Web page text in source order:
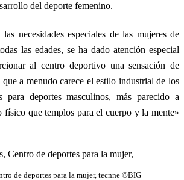
del deporte femenino.
necesidades especiales de las mujeres de
las edades, se ha dado atención especial
al centro deportivo una sensación de
a menudo carece el estilo industrial de los
para deportes masculinos, más parecido a
físico que templos para el cuerpo y la mente»
de deportes para la mujer, tecnne ©BIG